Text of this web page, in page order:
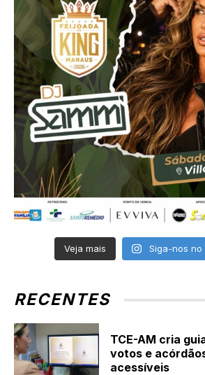
Veja mais Siga-nos no
RECENTES
TCE-AM cria
votos e
acessíveis